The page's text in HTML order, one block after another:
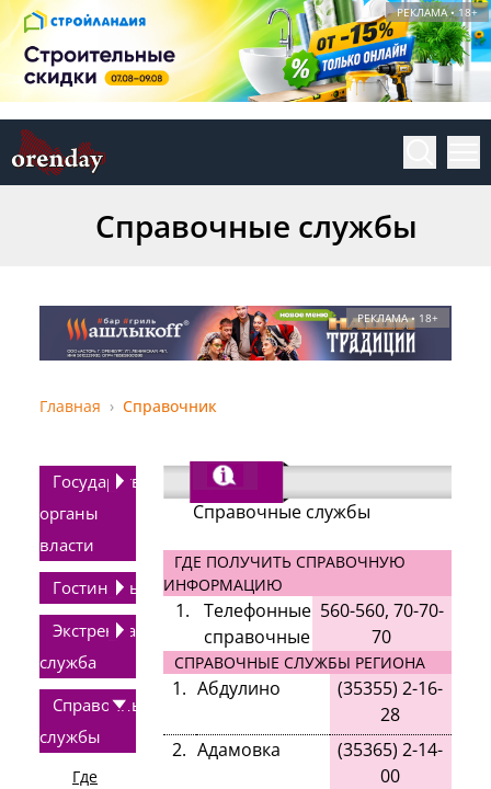
РЕКЛАМА • 18+
Справочные службы
РЕКЛАМА • 18+
Главная Справочник
Государство,
органы
власти
Гостиницы
Экстренная
служба
Справочные
службы
Где
Справочные службы
ГДЕ ПОЛУЧИТЬ СПРАВОЧНУЮ
ИНФОРМАЦИЮ
1.
Телефонные
справочные
560-560, 70-70-
70
СПРАВОЧНЫЕ СЛУЖБЫ РЕГИОНА
1. Абдулино (35355)2-16-
28
2. Адамовка (35365)2-14-
00